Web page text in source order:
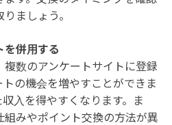
ましょう。
を併用する
数のアンケートサイトに登録
トの機会を増やすことができま
入を得やすくなります。ま
組みやポイント交換の方法が異